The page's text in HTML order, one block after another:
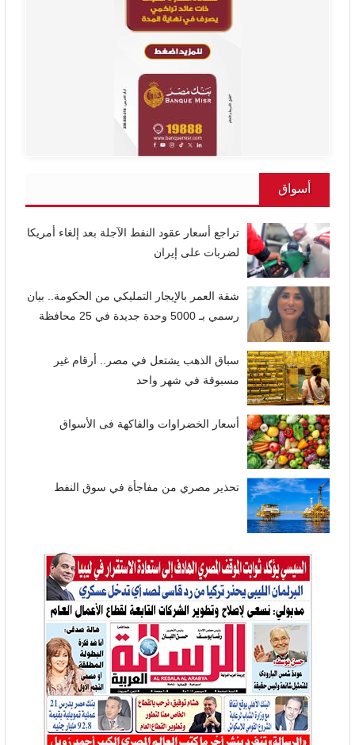
أسواق
تراجع أسعار عقود النفط الآجلة بعد إلغاء أمريكا
لضربات على إيران
شقة العمر بالإيجار التمليكي من الحكومة.. بيان
رسمي بـ 5000 وحدة جديدة في 25 محافظة
سباق الذهب يشتعل في مصر.. أرقام غير
مسبوقة في شهر واحد
أسعار الخضراوات والفاكهة فى الأسواق
تحذير مصري من مفاجأة في سوق النفط